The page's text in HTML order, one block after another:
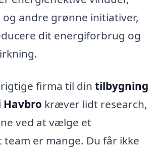
og andre grønne initiativer,
dit energiforbrug og
firma til din tilbygning
kræver lidt research,
ved at vælge et
team er mange. Du får ikke